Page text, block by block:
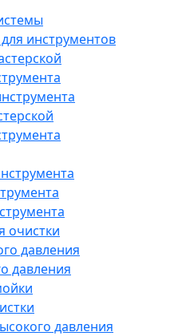
инструментов
очистки
давления
давления
давления